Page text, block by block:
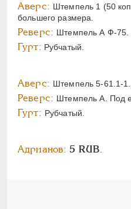
Аверс: Штемпель 1 (50
большего размера.
Реверс: Штемпель А Ф-75.
Гурт: Рубчатый.
Аверс: Штемпель 5-61.1-1.
Реверс: Штемпель А. Под
Гурт: Рубчатый.
Адрианов: 5 RUB